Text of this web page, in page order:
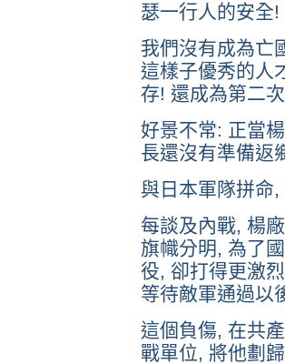
瑟一行人的安全!
我們沒有成為亡
這樣子優秀的人
存! 還成為第二
好景不常: 正當
長還沒有準備返
與日本軍隊拼命
每談及內戰, 楊
旗幟分明, 為了
役, 卻打得更激
等待敵軍通過以
這個負傷, 在共
戰單位, 將他劃